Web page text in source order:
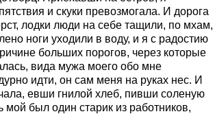
и скуки превозмогала. И дорога
лодки люди на себе тащили, по мхам,
ноги уходили в воду, и я с радостию
больших порогов, через которые
вида мужа моего обо мне
идти, он сам меня на руках нес. И
евши гнилой хлеб, пивши соленую
был один старик из работников,